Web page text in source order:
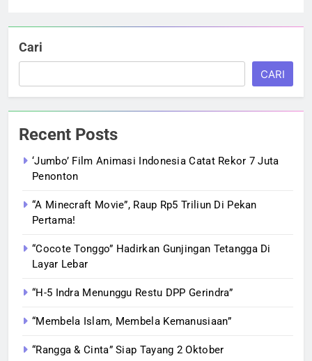
Cari
CARI
Recent Posts
‘Jumbo’ Film Animasi Indonesia Catat Rekor 7 Juta
Penonton
“A Minecraft Movie”, Raup Rp5 Triliun Di Pekan
Pertama!
“Cocote Tonggo” Hadirkan Gunjingan Tetangga Di
Layar Lebar
“H-5 Indra Menunggu Restu DPP Gerindra”
“Membela Islam, Membela Kemanusiaan”
“Rangga & Cinta” Siap Tayang 2 Oktober